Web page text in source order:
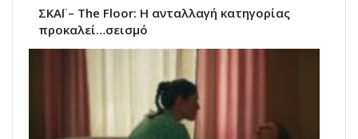
ΣΚΑΪ – The Floor: Η ανταλλαγή κατηγορίας
προκαλεί…σεισμό